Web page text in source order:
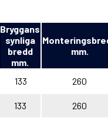
Bryggans
synliga
bredd
mm.
mm.
133 260
133 260